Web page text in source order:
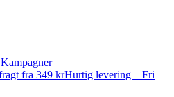
Kampagner
Hurtig levering – Fri